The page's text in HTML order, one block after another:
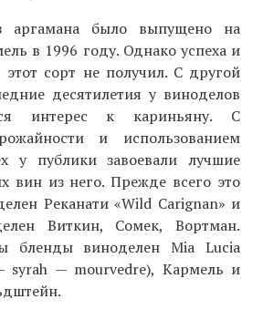
аргамана было выпущено на
в 1996 году. Однако успеха и
этот сорт не получил. С другой
десятилетия у виноделов
интерес к кариньяну. С
и использованием
у публики завоевали лучшие
вин из него. Прежде всего это
Реканати «Wild Carignan» и
Виткин, Сомек, Вортман.
бленды виноделен Mia Lucia
syrah — mourvedre), Кармель и